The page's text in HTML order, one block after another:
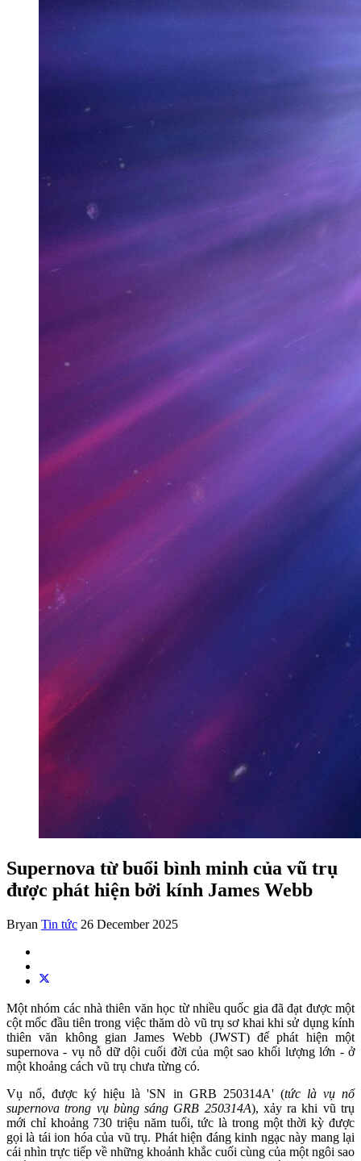
Supernova từ buổi bình minh của vũ trụ
được phát hiện bởi kính James Webb
Bryan Tin tức 26 December 2025
Một nhóm các nhà thiên văn học từ nhiều quốc gia đã đạt được một
cột mốc đầu tiên trong việc thăm dò vũ trụ sơ khai khi sử dụng kính
thiên văn không gian James Webb (JWST) để phát hiện một
supernova - vụ nỗ dữ dội cuối đời của một sao khối lượng lớn - ở
một khoảng cách vũ trụ chưa từng có.
Vụ nổ, được ký hiệu là 'SN in GRB 250314A' (tức là vụ nổ
supernova trong vụ bùng sáng GRB 250314A), xảy ra khi vũ trụ
mới chỉ khoảng 730 triệu năm tuổi, tức là trong một thời kỳ được
gọi là tái ion hóa của vũ trụ. Phát hiện đáng kinh ngạc này mang lại
cái nhìn trực tiếp về những khoảnh khắc cuối cùng của một ngôi sao